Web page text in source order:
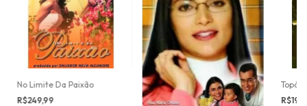
No Limite Da Paixão
R$249,99